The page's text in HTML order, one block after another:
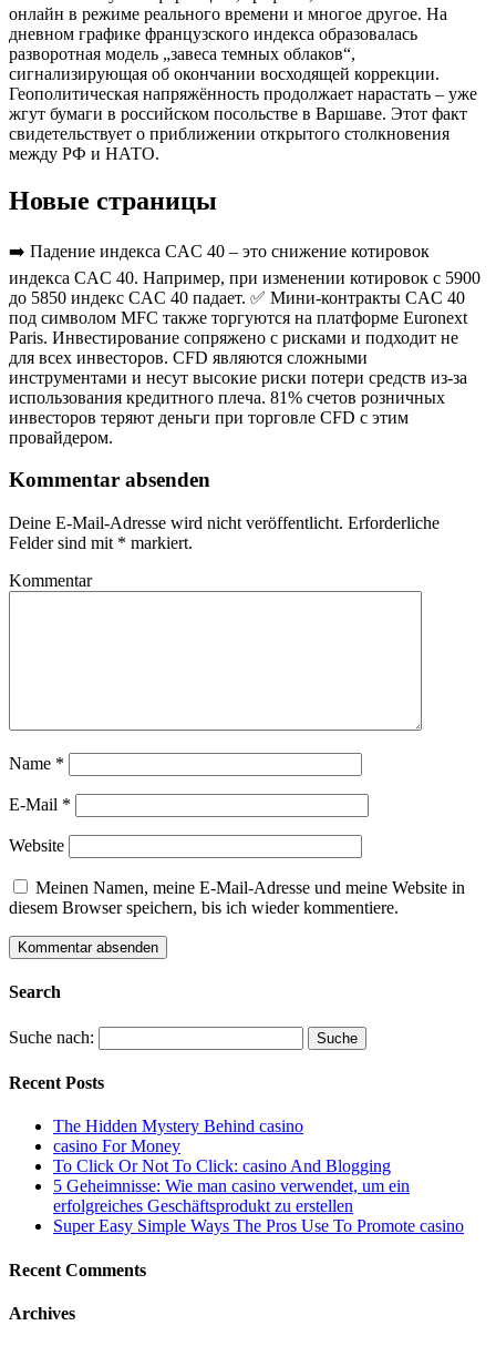
онлайн в режиме реального времени и многое другое. На
дневном графике французского индекса образовалась
разворотная модель „завеса темных облаков“,
сигнализирующая об окончании восходящей коррекции.
Геополитическая напряжённость продолжает нарастать – уже
жгут бумаги в российском посольстве в Варшаве. Этот факт
свидетельствует о приближении открытого столкновения
между РФ и НАТО.
Новые страницы
➡️ Падение индекса CAC 40 – это снижение котировок
индекса CAC 40. Например, при изменении котировок с 5900
до 5850 индекс CAC 40 падает. ✅ Мини-контракты CAC 40
под символом MFC также торгуются на платформе Euronext
Paris. Инвестирование сопряжено с рисками и подходит не
для всех инвесторов. CFD являются сложными
инструментами и несут высокие риски потери средств из-за
использования кредитного плеча. 81% счетов розничных
инвесторов теряют деньги при торговле CFD с этим
провайдером.
Kommentar absenden
Deine E-Mail-Adresse wird nicht veröffentlicht. Erforderliche
Felder sind mit * markiert.
Kommentar
Name *
E-Mail *
Website
Meinen Namen, meine E-Mail-Adresse und meine Website in
diesem Browser speichern, bis ich wieder kommentiere.
Search
Suche nach:
Recent Posts
The Hidden Mystery Behind casino
casino For Money
To Click Or Not To Click: casino And Blogging
5 Geheimnisse: Wie man casino verwendet, um ein
erfolgreiches Geschäftsprodukt zu erstellen
Super Easy Simple Ways The Pros Use To Promote casino
Recent Comments
Archives